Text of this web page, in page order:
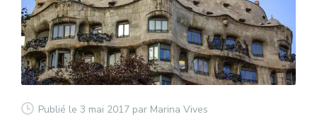
Publié le 3 mai 2017 par Marina Vives